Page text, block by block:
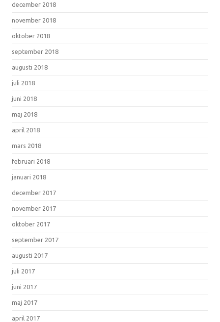
december 2018
november 2018
oktober 2018
september 2018
augusti 2018
juli 2018
juni 2018
maj 2018
april 2018
mars 2018
februari 2018
januari 2018
december 2017
november 2017
oktober 2017
september 2017
augusti 2017
juli 2017
juni 2017
maj 2017
april 2017